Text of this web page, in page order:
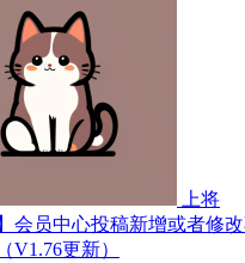
上将
会员中心投稿新增或者修
V1.76更新）